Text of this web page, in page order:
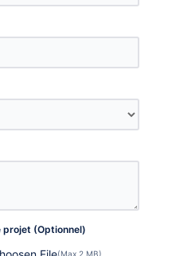
projet (Optionnel)
(Max 2 MB)